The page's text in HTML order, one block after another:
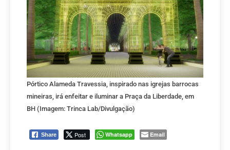
Pórtico Alameda Travessia, inspirado nas igrejas barrocas
mineiras, irá enfeitar e iluminar a Praça da Liberdade, em
BH (Imagem: Trinca Lab/Divulgação)
Share Post Whatsapp Email